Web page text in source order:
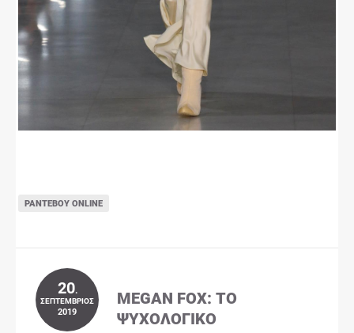
ΡΑΝΤΕΒΟΎ ONLINE
20.
ΣΕΠΤΈΜΒΡΙΟΣ
2019
MEGAN FOX: ΤΟ
ΨΥΧΟΛΟΓΙΚΌ